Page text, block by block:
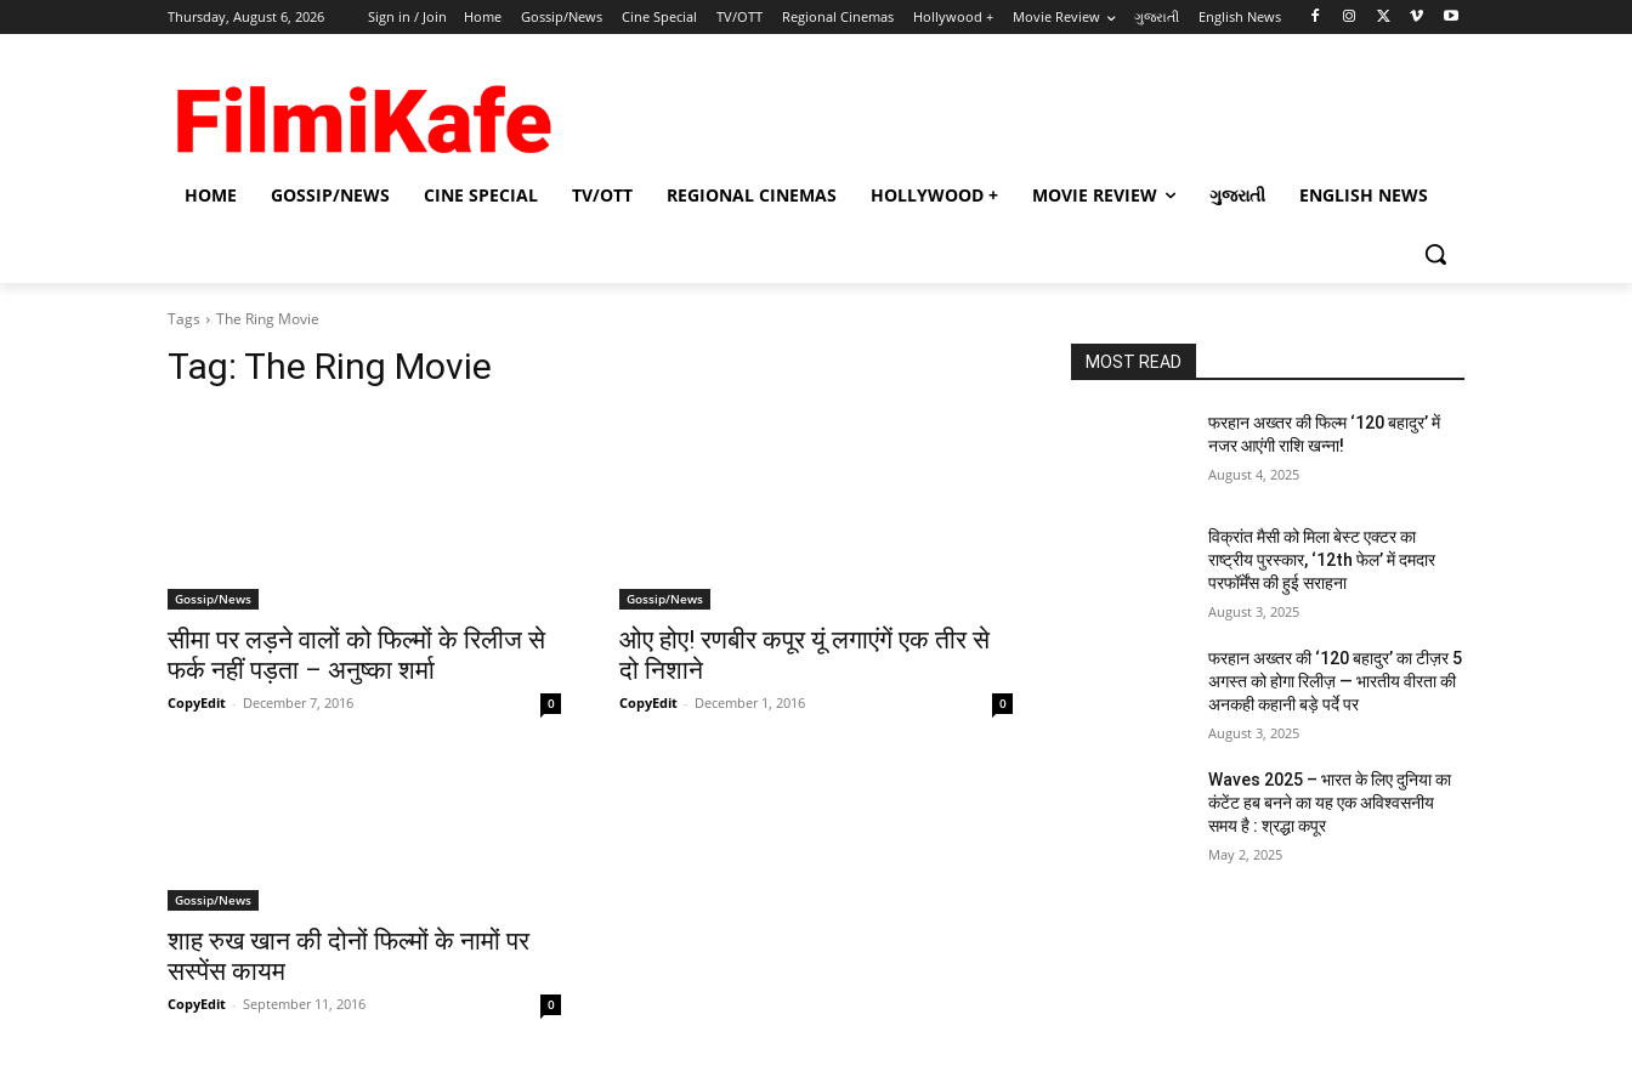
Thursday, August 6, 2026 Sign in / Join Home Gossip/News Cine Special TV/OTT Regional Cinemas Hollywood + Movie Review ગુજરાતી English News
HOME GOSSIP/NEWS CINE SPECIAL TV/OTT REGIONAL CINEMAS HOLLYWOOD + MOVIE REVIEW ગુજરાતી ENGLISH NEWS
Tags The Ring Movie
Tag: The Ring Movie
Gossip/News
सीमा पर लड़ने वालों को फिल्मों के रिलीज से
फर्क नहीं पड़ता – अनुष्‍का शर्मा
CopyEdit - December 7, 2016 0
Gossip/News
ओए होए! रणबीर कपूर यूं लगाएंगें एक तीर से
दो निशाने
CopyEdit - December 1, 2016 0
Gossip/News
शाह रुख खान की दोनों फिल्‍मों के नामों पर
सस्‍पेंस कायम
CopyEdit - September 11, 2016 0
MOST READ
फरहान अख्तर की फिल्म ‘120 बहादुर’ में
नजर आएंगी राशि खन्ना!
August 4, 2025
विक्रांत मैसी को मिला बेस्ट एक्टर का
राष्ट्रीय पुरस्कार, ‘12th फेल’ में दमदार
परफॉर्मेंस की हुई सराहना
August 3, 2025
फरहान अख्तर की ‘120 बहादुर’ का टीज़र 5
अगस्त को होगा रिलीज़ — भारतीय वीरता की
अनकही कहानी बड़े पर्दे पर
August 3, 2025
Waves 2025 – भारत के लिए दुनिया का
कंटेंट हब बनने का यह एक अविश्वसनीय
समय है : श्रद्धा कपूर
May 2, 2025